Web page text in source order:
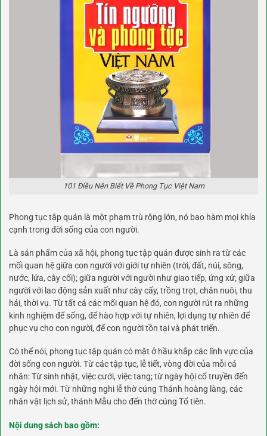
101 Điều Nên Biết Về Phong Tục Việt Nam
Phong tục tập quán là một phạm trù rộng lớn, nó bao hàm mọi khía
cạnh trong đời sống của con người.
Là sản phẩm của xã hội, phong tục tập quán được sinh ra từ các
mối quan hệ giữa con người với giới tự nhiên (trời, đất, núi, sông,
nước, lửa, cây cối); giữa người với người như giao tiếp, ứng xử; giữa
người với lao động sản xuất như cày cấy, trồng trọt, chăn nuôi, thu
hái, thời vụ. Từ tất cả các mối quan hệ đó, con người rút ra những
kinh nghiệm để sống, để hào hợp với tự nhiên, lợi dụng tự nhiên để
phục vụ cho con người, để con người tồn tại và phát triển.
Có thể nói, phong tục tập quán có mặt ở hầu khắp các lĩnh vực của
đời sống con người. Từ các tập tục, lễ tiết, vòng đời của mỗi cá
nhân: Từ sinh nhật, việc cưới, việc tang; từ ngày hội cổ truyền đến
ngày hội mới. Từ những nghi lễ thờ cúng Thánh hoàng làng, các
nhân vật lịch sử, thánh Mẫu cho đến thờ cúng Tổ tiên.
Nội dung sách bao gồm: